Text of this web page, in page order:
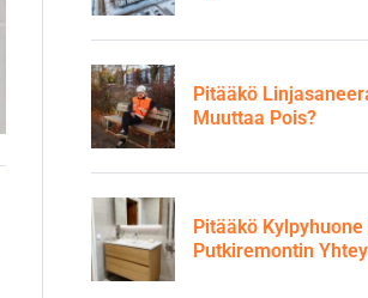
Pitääkö
Muuttaa Pois?
Pitääkö
Putkiremontin